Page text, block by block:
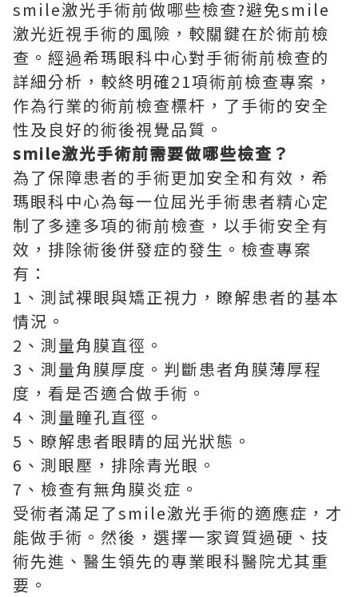
smile激光手術前做哪些檢查?避免smile
激光近視手術的風險，較關鍵在於術前檢
查。經過希瑪眼科中心對手術術前檢查的
詳細分析，較終明確21項術前檢查專案，
作為行業的術前檢查標杆，了手術的安全
性及良好的術後視覺品質。
smile激光手術前需要做哪些檢查？
為了保障患者的手術更加安全和有效，希
瑪眼科中心為每一位屈光手術患者精心定
制了多達多項的術前檢查，以手術安全有
效，排除術後併發症的發生。檢查專案
有：
1、測試裸眼與矯正視力，瞭解患者的基本
情況。
2、測量角膜直徑。
3、測量角膜厚度。判斷患者角膜薄厚程
度，看是否適合做手術。
4、測量瞳孔直徑。
5、瞭解患者眼睛的屈光狀態。
6、測眼壓，排除青光眼。
7、檢查有無角膜炎症。
受術者滿足了smile激光手術的適應症，才
能做手術。然後，選擇一家資質過硬、技
術先進、醫生領先的專業眼科醫院尤其重
要。